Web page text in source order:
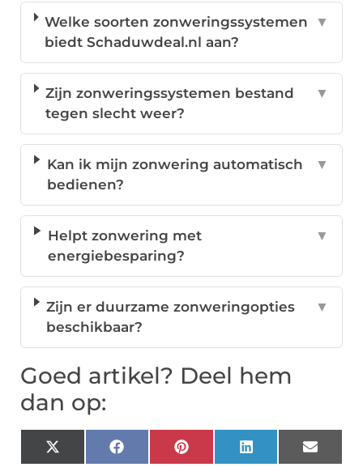
Welke soorten zonweringssystemen
biedt Schaduwdeal.nl aan?
▼
Zijn zonweringssystemen bestand
tegen slecht weer?
▼
Kan ik mijn zonwering automatisch
bedienen?
▼
Helpt zonwering met
energiebesparing?
▼
Zijn er duurzame zonweringopties
beschikbaar?
▼
Goed artikel? Deel hem
dan op:
X
FacebookPinterestLinkedInEmail